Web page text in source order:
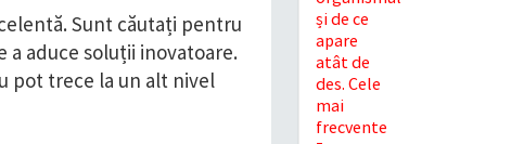
Sunt căutați pentru
aduce soluții inovatoare.
pot trece la un alt nivel